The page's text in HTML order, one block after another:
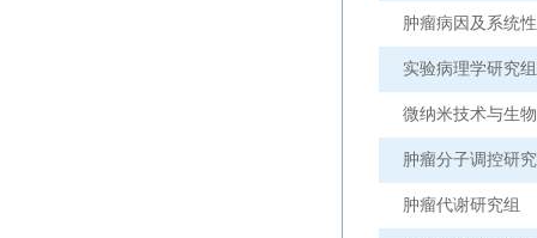
肿瘤病因及系统
实验病理学研究组
微纳米技术与生
肿瘤分子调控研
肿瘤代谢研究组